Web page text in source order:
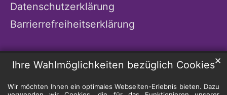
Ihre Wahlmöglichkeiten bezüglich Cookies
Wir möchten Ihnen ein optimales Webseiten-Erlebnis bieten. Dazu
✕
Datenschutzerklärung
Barrierrefreiheitserklärung